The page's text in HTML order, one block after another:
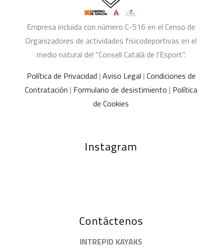
Empresa incluida con número C-516 en el Censo de
Organizadores de actividades fisicodeportivas en el
medio natural del "Consell Català de l'Esport".
Política de Privacidad | Aviso Legal | Condiciones de
Contratación | Formulario de desistimiento | Política
de Cookies
Instagram
Contáctenos
INTREPID KAYAKS